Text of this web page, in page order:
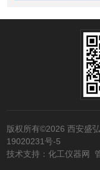
版权所有©2026 西安盛
19020231号-5
技术支持：化工仪器网